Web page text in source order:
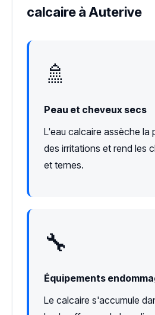
calcaire à Auterive
🚿
Peau et cheveux secs
L'eau calcaire assèche la
des irritations et rend les
et ternes.
🔧
Équipements
Le calcaire s'accumule